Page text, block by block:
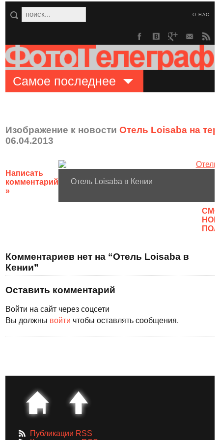
О НАС
Самое последнее
Изображение к новостиОтель Loisaba на
06.04.2013
Написать
комментарий
»
Отель Loisaba в Кении
Комментариев нет на “Отель Loisaba в
Кении”
Оставить комментарий
Войти на сайт через соцсети
Вы должны войти чтобы оставлять сообщения.
Публикации RSS